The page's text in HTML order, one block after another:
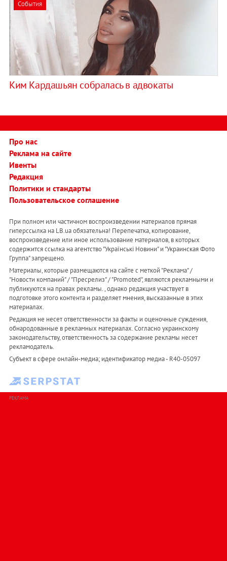
События
Ким Кардашьян собралась в адвокаты
Про нас
Реклама на сайте
Ивенты
Редакция
Политики и стандарты
Пользовательское соглашение
При полном или частичном воспроизведении материалов прямая
гиперссылка на LB.ua обязательна! Перепечатка, копирование,
воспроизведение или иное использование материалов, в которых
содержится ссылка на агентство "Українськi Новини" и "Украинская Фото
Группа" запрещено.
Материалы, которые размещаются на сайте с меткой "Реклама" /
"Новости компаний" / "Пресрелиз" / "Promoted", являются рекламными и
публикуются на правах рекламы. , однако редакция участвует в
подготовке этого контента и разделяет мнения, высказанные в этих
материалах.
Редакция не несет ответственности за факты и оценочные суждения,
обнародованные в рекламных материалах. Согласно украинскому
законодательству, ответственность за содержание рекламы несет
рекламодатель.
Субъект в сфере онлайн-медиа; идентификатор медиа - R40-05097
РЕКЛАМА